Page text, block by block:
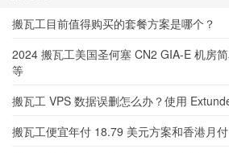
搬瓦工目前值得购买的套餐方案是哪个？
2024 搬瓦工美国圣何塞 CN2 GIA-E 机房
等
搬瓦工 VPS 数据误删怎么办？使用
搬瓦工便宜年付 18.79 美元方案和香港月